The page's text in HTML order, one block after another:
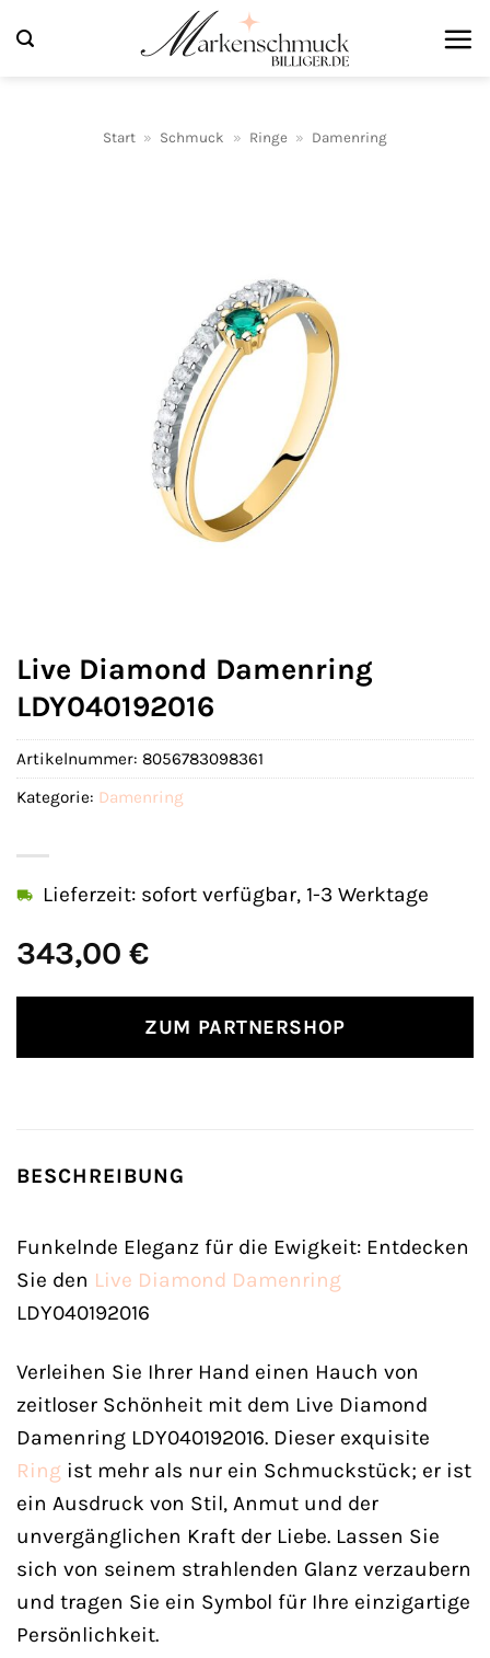
Inhalt
Start » Schmuck » Ringe » Damenring
Live Diamond Damenring
LDY040192016
343,00 €
Lieferzeit: sofort verfügbar, 1-3 Werktage
ZUM PARTNERSHOP
Artikelnummer: 8056783098361
Kategorie: Damenring
BESCHREIBUNG
Funkelnde Eleganz für die Ewigkeit: Entdecken
Sie den Live Diamond Damenring
LDY040192016
Verleihen Sie Ihrer Hand einen Hauch von
zeitloser Schönheit mit dem Live Diamond
Damenring LDY040192016. Dieser exquisite
Ring ist mehr als nur ein Schmuckstück; er ist
ein Ausdruck von Stil, Anmut und der
unvergänglichen Kraft der Liebe. Lassen Sie
sich von seinem strahlenden Glanz verzaubern
und tragen Sie ein Symbol für Ihre einzigartige
Persönlichkeit.